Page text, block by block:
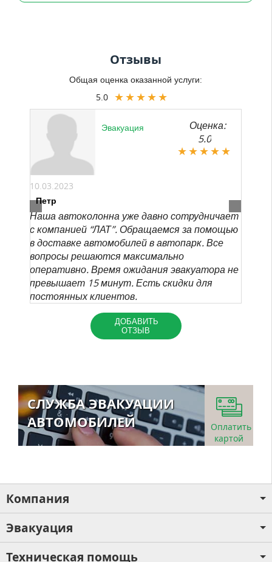
Отзывы
Общая оценка оказанной услуги:
5.0
Эвакуация
10.03.2023
Петр
Оценка:
5.0
Наша автоколонна уже давно сотрудничает
с компанией “ЛАТ”. Обращаемся за помощью
в доставке автомобилей в автопарк. Все
вопросы решаются максимально
оперативно. Время ожидания эвакуатора не
превышает 15 минут. Есть скидки для
постоянных клиентов.
ДОБАВИТЬ
ОТЗЫВ
СЛУЖБА ЭВАКУАЦИИ
АВТОМОБИЛЕЙ
Оплатить
картой
Компания
Эвакуация
Техническая помощь